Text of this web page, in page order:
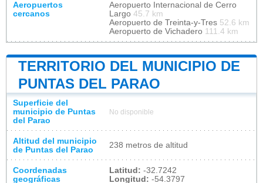
Aeropuertos
cercanos
Aeropuerto Internacional de Cerro
Largo 45.7 km
Aeropuerto de Treinta-y-Tres 52.6 km
Aeropuerto de Vichadero 111.4 km
TERRITORIO DEL MUNICIPIO DE
PUNTAS DEL PARAO
Superficie del
municipio de Puntas
del Parao
No disponible
Altitud del municipio
de Puntas del Parao
238 metros de altitud
Coordenadas
geográficas
Latitud: -32.7242
Longitud: -54.3797